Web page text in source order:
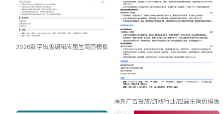
2026数字出版编辑应届生简历模板
海外广告投放/游戏行业/应届生简历模板